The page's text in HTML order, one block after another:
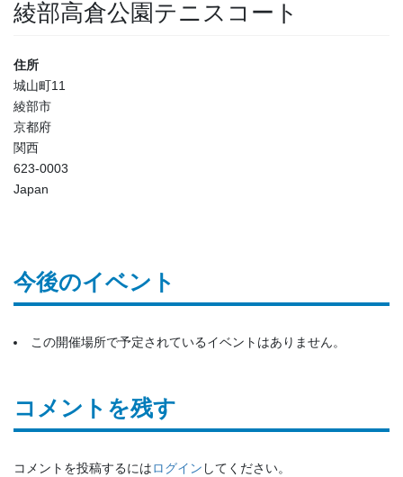
綾部高倉公園テニスコート
住所
城山町11
綾部市
京都府
関西
623-0003
Japan
今後のイベント
この開催場所で予定されているイベントはありません。
コメントを残す
コメントを投稿するにはログイン してください。